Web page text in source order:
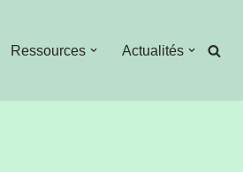
Ressources Actualités